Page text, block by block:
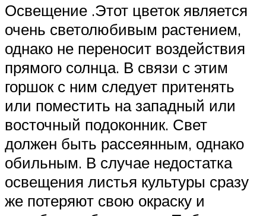
Освещение .Этот цветок является
очень светолюбивым растением,
однако не переносит воздействия
прямого солнца. В связи с этим
горшок с ним следует притенять
или поместить на западный или
восточный подоконник. Свет
должен быть рассеянным, однако
обильным. В случае недостатка
освещения листья культуры сразу
же потеряют свою окраску и